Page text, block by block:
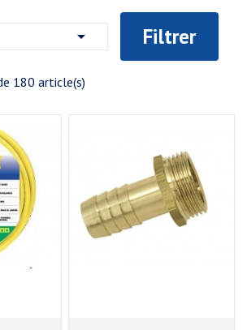
 Filtrer
180 article(s)